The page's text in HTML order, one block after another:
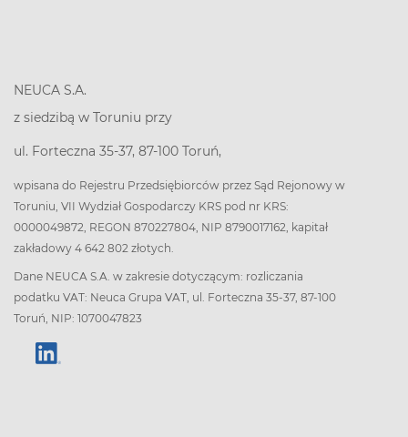
NEUCA S.A.
z siedzibą w Toruniu przy
ul. Forteczna 35-37, 87-100 Toruń,
wpisana do Rejestru Przedsiębiorców przez Sąd Rejonowy w
Toruniu, VII Wydział Gospodarczy KRS pod nr KRS:
0000049872, REGON 870227804, NIP 8790017162, kapitał
zakładowy 4 642 802 złotych.
Dane NEUCA S.A. w zakresie dotyczącym: rozliczania
podatku VAT: Neuca Grupa VAT, ul. Forteczna 35-37, 87-100
Toruń, NIP: 1070047823